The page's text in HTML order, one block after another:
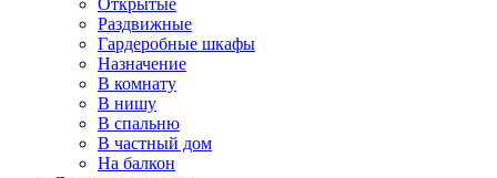
Открытые
Раздвижные
Гардеробные шкафы
Назначение
В комнату
В нишу
В спальню
В частный дом
На балкон